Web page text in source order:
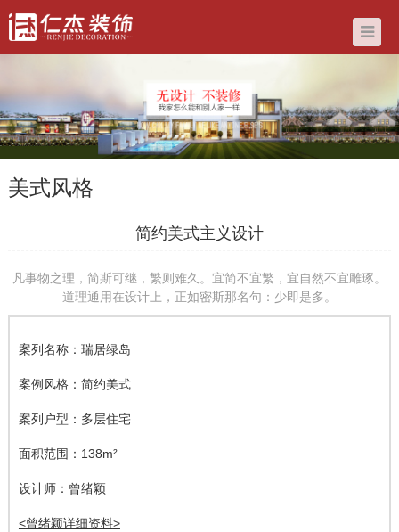
美式风格
简约美式主义设计
凡事物之理，简斯可继，繁则难久。宜简不宜繁，宜自然不宜雕琢。
道理通用在设计上，正如密斯那名句：少即是多。
案列名称：瑞居绿岛
案例风格：简约美式
案列户型：多层住宅
面积范围：138m²
设计师：曾绪颖
<曾绪颖详细资料>